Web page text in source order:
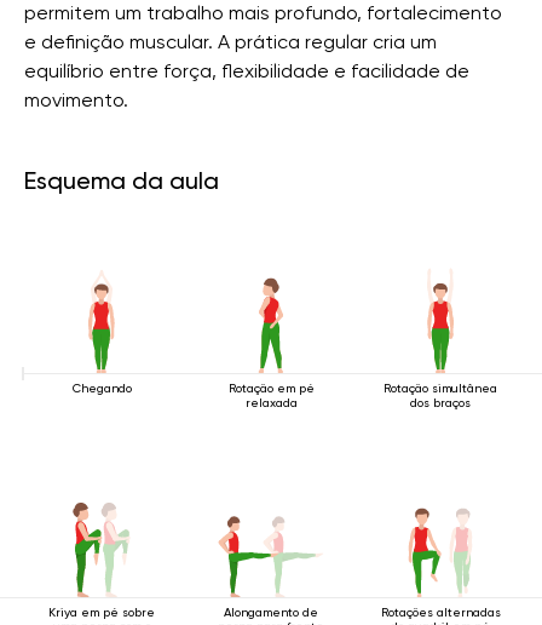
permitem um trabalho mais profundo, fortalecimento
e definição muscular. A prática regular cria um
equilíbrio entre força, flexibilidade e facilidade de
movimento.
Esquema da aula
Chegando
Rotação em pé
relaxada
Rotação simultânea
dos braços
Kriya em pé sobre
Alongamento de
Rotações alternadas